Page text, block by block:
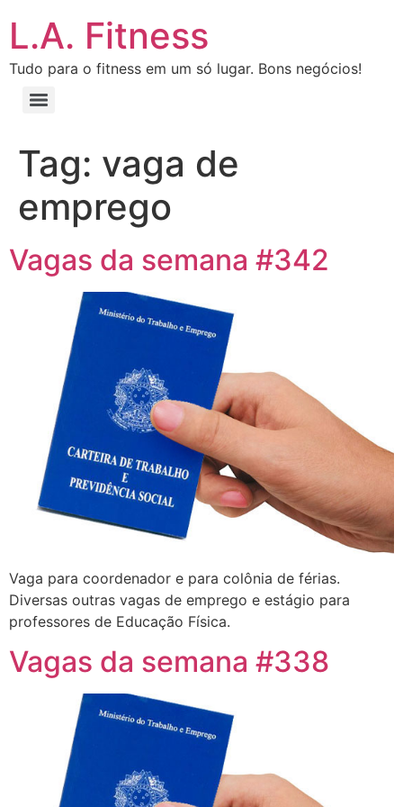
L.A. Fitness
Tudo para o fitness em um só lugar. Bons negócios!
Tag: vaga de
emprego
Vagas da semana #342
Vaga para coordenador e para colônia de férias.
Diversas outras vagas de emprego e estágio para
professores de Educação Física.
Vagas da semana #338